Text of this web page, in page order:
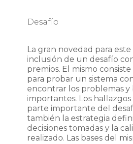
Desafío
La gran novedad para este
inclusión de un desafío
premios. El mismo
para probar un sistema
encontrar los problemas y
importantes. Los hallazgos
parte importante del
también la estrategia
decisiones tomadas y la
realizado. Las bases del